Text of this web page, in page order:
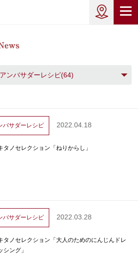
ンバサダーレシピ(64)
バサダーレシピ 2022.04.18
タノセレクション「ねりからし」
バサダーレシピ 2022.03.28
タノセレクション「大人のためのにんじんドレ
シング」